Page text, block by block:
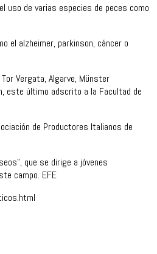
uso de varias especies de peces como
el alzheimer, parkinson, cáncer o
Vergata, Algarve, Münster
este último adscrito a la Facultad de
de Productores Italianos de
que se dirige a jóvenes
campo. EFE